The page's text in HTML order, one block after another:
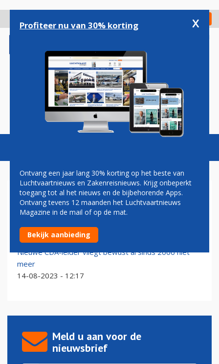
gaan
Check in
Magazine Podcasts Vacatures
HENRI BONTENBAL CDA
Ook CDA wil nachtsluiting en krimp Schiphol
04-09-2023 - 12:24
Nieuwe CDA-leider vliegt bewust al sinds 2006 niet
meer
14-08-2023 - 12:17
Meld u aan voor de
nieuwsbrief
Profiteer nu van 30% korting x
Ontvang een jaar lang 30% korting op het beste van
Luchtvaartnieuws en Zakenreisnieuws. Krijg onbeperkt
toegang tot al het nieuws en de bijbehorende Apps.
Ontvang tevens 12 maanden het Luchtvaartnieuws
Magazine in de mail of op de mat.
Bekijk aanbieding